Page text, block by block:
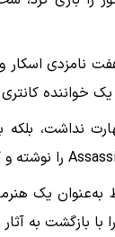
خواننده
به‌عنوان یک
بازگشت به